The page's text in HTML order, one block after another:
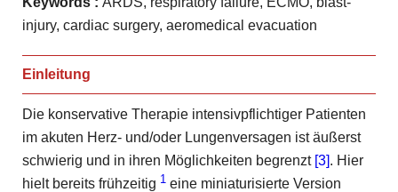
injury, cardiac surgery, aeromedical evacuation
Einleitung
Die konservative Therapie intensivpflichtiger Patienten
im akuten Herz- und/oder Lungenversagen ist äußerst
schwierig und in ihren Möglichkeiten begrenzt [3]. Hier
hielt bereits frühzeitig 1 eine miniaturisierte Version